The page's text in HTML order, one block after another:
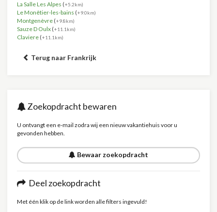
La Salle Les Alpes (+5.2km)
Le Monêtier-les-bains (+9.0km)
Montgenèvre (+9.8km)
Sauze D Oulx (+11.1km)
Claviere (+11.1km)
Terug naar Frankrijk
Zoekopdracht bewaren
U ontvangt een e-mail zodra wij een nieuw vakantiehuis voor u
gevonden hebben.
Bewaar zoekopdracht
Deel zoekopdracht
Met één klik op de link worden alle filters ingevuld!